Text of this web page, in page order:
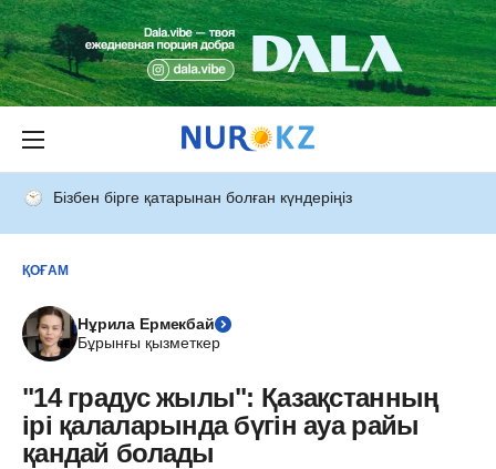
Бізбен бірге қатарынан болған күндеріңіз
ҚОҒАМ
Нұрила Ермекбай
Бұрынғы қызметкер
"14 градус жылы": Қазақстанның
ірі қалаларында бүгін ауа райы
қандай болады